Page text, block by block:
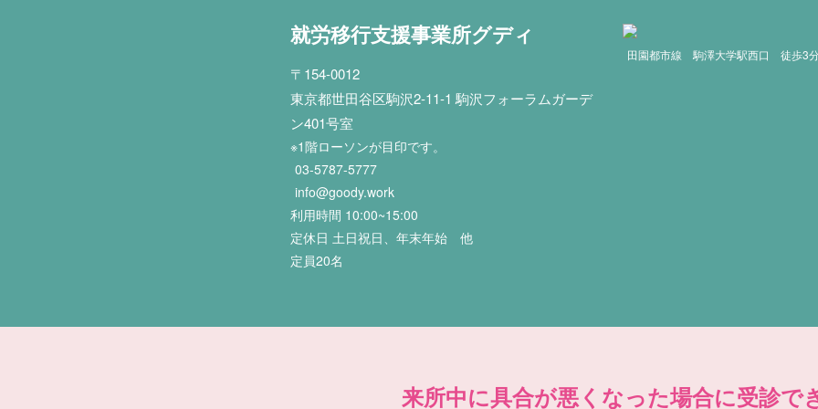
就労移行支援事業所グディ
〒154-0012
東京都世田谷区駒沢2-11-1 駒沢フォーラムガーデ
ン401号室
※1階ローソンが目印です。
03-5787-5777
info@goody.work
利用時間 10:00~15:00
定休日 土日祝日、年末年始 他
定員20名
田園都市線 駒澤大学駅西口 徒歩3
来所中に具合が悪くなった場合に受診で